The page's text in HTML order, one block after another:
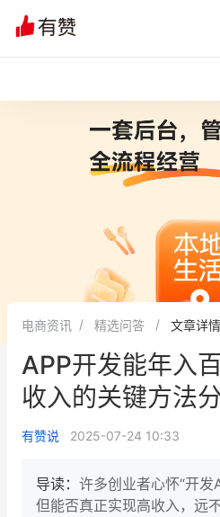
增长
有
新
面对面聊增长
新零售大会 新
增长产品指南
电商资讯 精选问答 文章详情
APP开发能年入
收入的关键方法
有赞说 2025-07-24 10:33
导读： 许多创业者心怀“开发
但能否真正实现高收入，远